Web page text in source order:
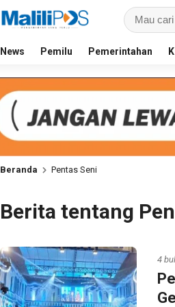
News Pemilu Pemerintahan
Beranda Pentas Seni
Berita tentang
4